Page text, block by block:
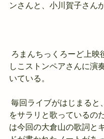
ンさんと、小川賀子さん
しこストンペアさんに演
いている。
をサラリと歌っているの
は今回の大倉山の歌詞と